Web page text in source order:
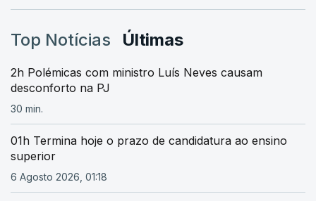
Top Notícias Últimas
2h Polémicas com ministro Luís Neves causam
desconforto na PJ
30 min.
01h Termina hoje o prazo de candidatura ao ensino
superior
6 Agosto 2026, 01:18